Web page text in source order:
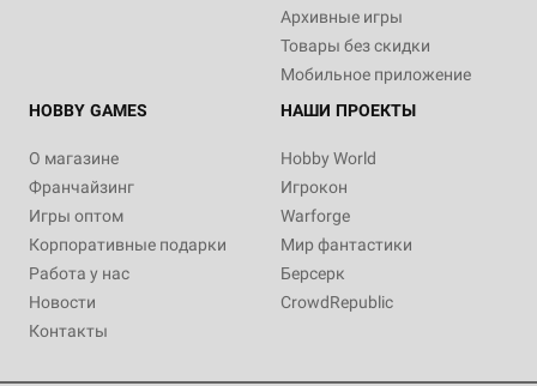
Архивные игры
Товары без скидки
Мобильное приложение
HOBBY GAMES
О магазине
Франчайзинг
Игры оптом
Корпоративные подарки
Работа у нас
Новости
Контакты
НАШИ ПРОЕКТЫ
Hobby World
Игрокон
Warforge
Мир фантастики
Берсерк
CrowdRepublic